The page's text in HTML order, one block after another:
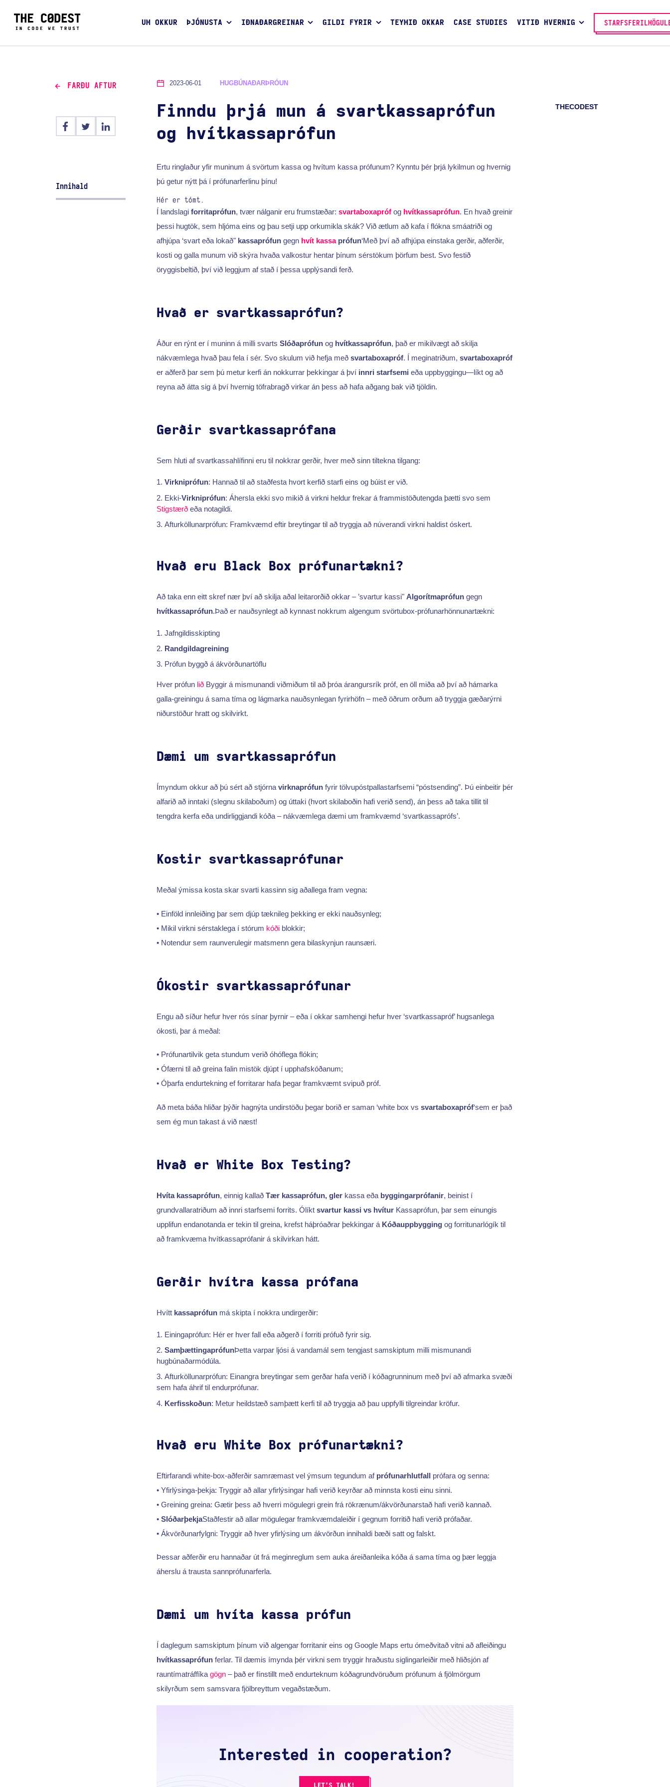
UM OKKUR ÞJÓNUSTA IÐNAÐARGREINAR GILDI FYRIR TEYMIÐ OKKAR CASE STUDIES VITIÐ HVERNIG
FARÐU AFTUR
Innihald
2023-06-01 HUGBÚNAÐARÞRÓUN
Finndu þrjá mun á svartkassaprófun
og hvítkassaprófun
THECODEST
Ertu ringlaður yfir muninum á svörtum kassa og hvítum kassa prófunum? Kynntu þér þrjá lykilmun og hvernig
þú getur nýtt þá í prófunarferlinu þínu!
Hér er tómt.
Í landslagi forritaprófun, tvær nálganir eru frumstæðar: svartaboxaprófog hvítkassaprófun. En hvað greinir
þessi hugtök, sem hljóma eins og þau setji upp orkumikla skák? Við ætlum að kafa í flókna smáatriði og
afhjúpa ‘svart eða lokað" kassaprófungegn hvít kassaprófun‘Með því að afhjúpa einstaka gerðir, aðferðir,
kosti og galla munum við skýra hvaða valkostur hentar þínum sérstökum þörfum best. Svo festið
öryggisbeltið, því við leggjum af stað í þessa upplýsandi ferð.
Hvað er svartkassaprófun?
Áður en rýnt er í muninn á milli svarts Slóðaprófunog hvítkassaprófun, það er mikilvægt að skilja
nákvæmlega hvað þau fela í sér. Svo skulum við hefja með svartaboxapróf. Í meginatriðum, svartaboxapróf
er aðferð þar sem þú metur kerfi án nokkurrar þekkingar á því innri starfsemi eða uppbyggingu—líkt og að
reyna að átta sig á því hvernig töfrabragð virkar án þess að hafa aðgang bak við tjöldin.
Gerðir svartkassaprófana
Sem hluti af svartkassahlífinni eru til nokkrar gerðir, hver með sinn tiltekna tilgang:
Virkniprófun: Hannað til að staðfesta hvort kerfið starfi eins og búist er við.
Ekki-Virkniprófun: Áhersla ekki svo mikið á virkni heldur frekar á frammistöðutengda þætti svo sem
Stigstærðeða notagildi.
Afturköllunarprófun: Framkvæmd eftir breytingar til að tryggja að núverandi virkni haldist óskert.
Hvað eru Black Box prófunartækni?
Að taka enn eitt skref nær því að skilja aðal leitarorðið okkar – ’svartur kassi" Algorítmaprófungegn
hvítkassaprófun.Það er nauðsynlegt að kynnast nokkrum algengum svörtubox-prófunarhönnunartækni:
Jafngildisskipting
Randgildagreining
Prófun byggð á ákvörðunartöflu
Hver prófun liðByggir á mismunandi viðmiðum til að þróa árangursrík próf, en öll miða að því að hámarka
galla-greiningu á sama tíma og lágmarka nauðsynlegan fyrirhöfn – með öðrum orðum að tryggja gæðarýrni
niðurstöður hratt og skilvirkt.
Dæmi um svartkassaprófun
Ímyndum okkur að þú sért að stjórna virknaprófunfyrir tölvupóstpallastarfsemi “póstsending”. Þú einbeitir þér
alfarið að inntaki (slegnu skilaboðum) og úttaki (hvort skilaboðin hafi verið send), án þess að taka tillit til
tengdra kerfa eða undirliggjandi kóða – nákvæmlega dæmi um framkvæmd ‘svartkassaprófs’.
Kostir svartkassaprófunar
Meðal ýmissa kosta skar svarti kassinn sig aðallega fram vegna:
• Einföld innleiðing þar sem djúp tæknileg þekking er ekki nauðsynleg;
• Mikil virkni sérstaklega í stórum kóðiblokkir;
• Notendur sem raunverulegir matsmenn gera bilaskynjun raunsæri.
Ókostir svartkassaprófunar
Engu að síður hefur hver rós sínar þyrnir – eða í okkar samhengi hefur hver ‘svartkassapróf’ hugsanlega
ókosti, þar á meðal:
• Prófunartilvik geta stundum verið óhóflega flókin;
• Ófærni til að greina falin mistök djúpt í upphafskóðanum;
• Óþarfa endurtekning ef forritarar hafa þegar framkvæmt svipuð próf.
Að meta báða hliðar þýðir hagnýta undirstöðu þegar borið er saman ‘white box vs svartaboxapróf‘sem er það
sem ég mun takast á við næst!
Hvað er White Box Testing?
Hvíta kassaprófun, einnig kallað Tær kassaprófun, glerkassa eða byggingarprófanir, beinist í
grundvallaratriðum að innri starfsemi forrits. Ólíkt svartur kassi vs hvíturKassaprófun, þar sem einungis
upplifun endanotanda er tekin til greina, krefst háþróaðrar þekkingar á Kóðauppbyggingog forritunarlógík til
að framkvæma hvítkassaprófanir á skilvirkan hátt.
Gerðir hvítra kassa prófana
Hvítt kassaprófunmá skipta í nokkra undirgerðir:
Einingaprófun: Hér er hver fall eða aðgerð í forriti prófuð fyrir sig.
SamþættingaprófunÞetta varpar ljósi á vandamál sem tengjast samskiptum milli mismunandi
hugbúnaðarmódúla.
Afturköllunarprófun: Einangra breytingar sem gerðar hafa verið í kóðagrunninum með því að afmarka svæði
sem hafa áhrif til endurprófunar.
Kerfisskoðun: Metur heildstæð samþætt kerfi til að tryggja að þau uppfylli tilgreindar kröfur.
Hvað eru White Box prófunartækni?
Eftirfarandi white-box-aðferðir samræmast vel ýmsum tegundum af prófunarhlutfall prófara og senna:
• Yfirlýsinga-þekja: Tryggir að allar yfirlýsingar hafi verið keyrðar að minnsta kosti einu sinni.
• Greining greina: Gætir þess að hverri mögulegri grein frá rökrænum/ákvörðunarstað hafi verið kannað.
• SlóðarþekjaStaðfestir að allar mögulegar framkvæmdaleiðir í gegnum forritið hafi verið prófaðar.
• Ákvörðunarfylgni: Tryggir að hver yfirlýsing um ákvörðun innihaldi bæði satt og falskt.
Þessar aðferðir eru hannaðar út frá meginreglum sem auka áreiðanleika kóða á sama tíma og þær leggja
áherslu á trausta sannprófunarferla.
Dæmi um hvíta kassa prófun
Í daglegum samskiptum þínum við algengar forritanir eins og Google Maps ertu ómeðvitað vitni að afleiðingu
hvítkassaprófunferlar. Til dæmis ímynda þér virkni sem tryggir hraðustu siglingarleiðir með hliðsjón af
rauntímatráffíka gögn– það er fínstillt með endurteknum kóðagrundvöruðum prófunum á fjölmörgum
skilyrðum sem samsvara fjölbreyttum vegaðstæðum.